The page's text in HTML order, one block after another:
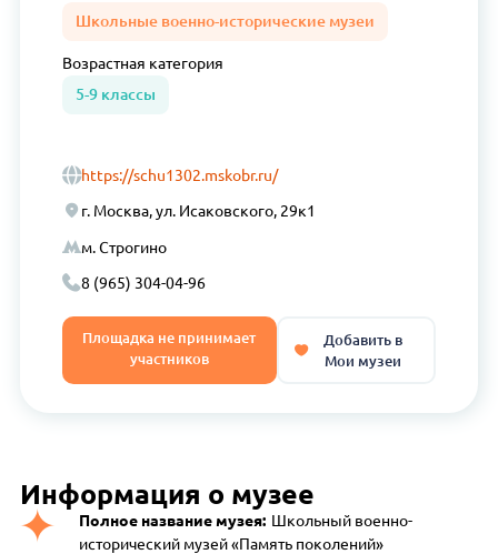
Школьные военно-исторические музеи
Возрастная категория
5-9 классы
https://schu1302.mskobr.ru/
г. Москва, ул. Исаковского, 29к1
м. Строгино
8 (965) 304-04-96
Площадка не принимает
участников
Добавить в
Мои музеи
Информация о музее
Полное название музея: Школьный военно-
исторический музей «Память поколений»